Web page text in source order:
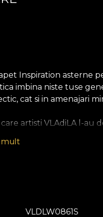
Inspiration asterne
imbina niste tuse
cat si in amenajari
artisti VLAdiLA l-au
inspiratie. Cand ideile
tapetelor noastre,
textura care creeaza
mult
VLDLW0861S